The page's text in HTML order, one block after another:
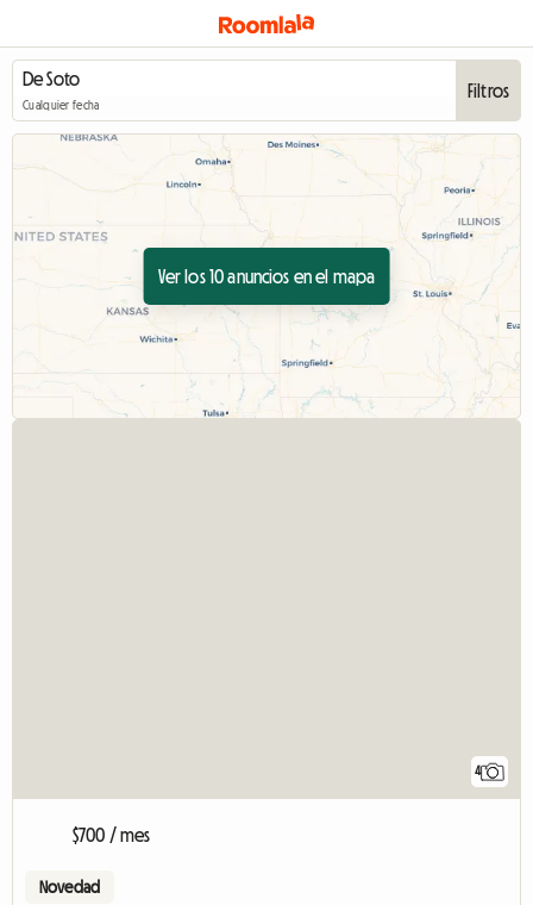
Cualquier fecha
Filtros
Ver los 10 anuncios en el mapa
4
$700 / mes
Novedad